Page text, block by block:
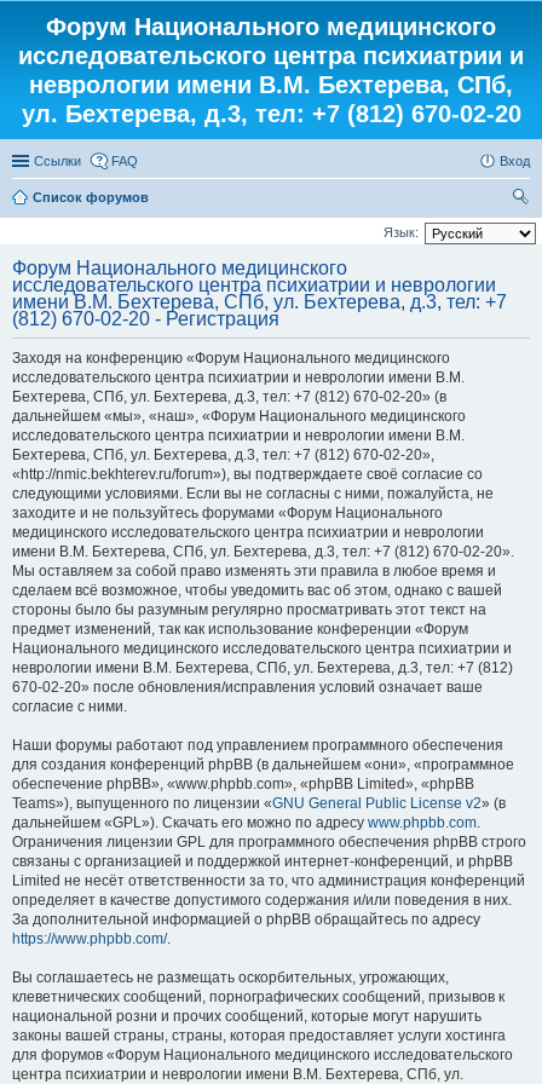
Форум Национального медицинского
исследовательского центра психиатрии и
неврологии имени В.М. Бехтерева, СПб,
ул. Бехтерева, д.3, тел: +7 (812) 670-02-20
Ссылки FAQ Вход
Список форумов
ои
Язык:
Форум Национального медицинского
исследовательского центра психиатрии и неврологии
имени В.М. Бехтерева, СПб, ул. Бехтерева, д.3, тел: +7
(812) 670-02-20 - Регистрация
Заходя на конференцию «Форум Национального медицинского
исследовательского центра психиатрии и неврологии имени В.М.
Бехтерева, СПб, ул. Бехтерева, д.3, тел: +7 (812) 670-02-20» (в
дальнейшем «мы», «наш», «Форум Национального медицинского
исследовательского центра психиатрии и неврологии имени В.М.
Бехтерева, СПб, ул. Бехтерева, д.3, тел: +7 (812) 670-02-20»,
«http://nmic.bekhterev.ru/forum»), вы подтверждаете своё согласие со
следующими условиями. Если вы не согласны с ними, пожалуйста, не
заходите и не пользуйтесь форумами «Форум Национального
медицинского исследовательского центра психиатрии и неврологии
имени В.М. Бехтерева, СПб, ул. Бехтерева, д.3, тел: +7 (812) 670-02-20».
Мы оставляем за собой право изменять эти правила в любое время и
сделаем всё возможное, чтобы уведомить вас об этом, однако с вашей
стороны было бы разумным регулярно просматривать этот текст на
предмет изменений, так как использование конференции «Форум
Национального медицинского исследовательского центра психиатрии и
неврологии имени В.М. Бехтерева, СПб, ул. Бехтерева, д.3, тел: +7 (812)
670-02-20» после обновления/исправления условий означает ваше
согласие с ними.
Наши форумы работают под управлением программного обеспечения
для создания конференций phpBB (в дальнейшем «они», «программное
обеспечение phpBB», «www.phpbb.com», «phpBB Limited», «phpBB
Teams»), выпущенного по лицензии «GNU General Public License v2» (в
дальнейшем «GPL»). Скачать его можно по адресу www.phpbb.com.
Ограничения лицензии GPL для программного обеспечения phpBB строго
связаны с организацией и поддержкой интернет-конференций, и phpBB
Limited не несёт ответственности за то, что администрация конференций
определяет в качестве допустимого содержания и/или поведения в них.
За дополнительной информацией о phpBB обращайтесь по адресу
https://www.phpbb.com/.
Вы соглашаетесь не размещать оскорбительных, угрожающих,
клеветнических сообщений, порнографических сообщений, призывов к
национальной розни и прочих сообщений, которые могут нарушить
законы вашей страны, страны, которая предоставляет услуги хостинга
для форумов «Форум Национального медицинского исследовательского
центра психиатрии и неврологии имени В.М. Бехтерева, СПб, ул.